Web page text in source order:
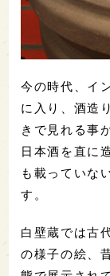
今の時代、イ
に入り、酒造
きで見れる事
日本酒を直に
も載っていな
す。
白壁蔵では古
の様子の絵、